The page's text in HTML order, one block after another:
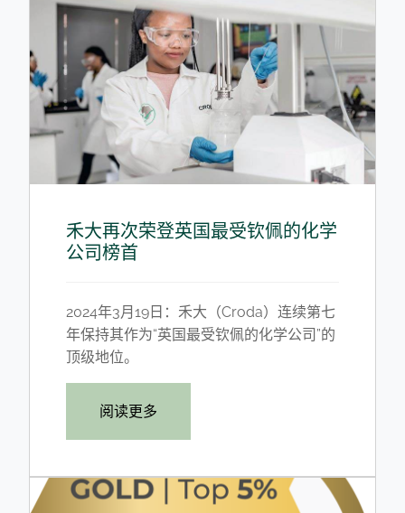
禾大再次荣登英国最受钦佩的化学
公司榜首
2024年3月19日：禾大（Croda）连续第七
年保持其作为“英国最受钦佩的化学公司”的
顶级地位。
阅读更多